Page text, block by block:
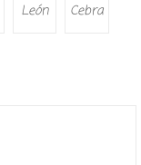
León Cebra